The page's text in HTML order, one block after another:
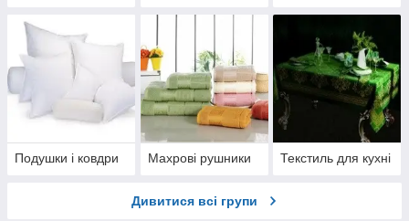
Подушки і ковдри Махрові рушники Текстиль для кухні
Дивитися всі групи